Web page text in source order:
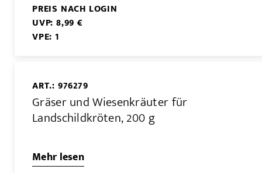
PREIS NACH LOGIN
UVP: 8,99 €
VPE: 1
ART.: 976279
Gräser und Wiesenkräuter für
Landschildkröten, 200 g
Mehr lesen